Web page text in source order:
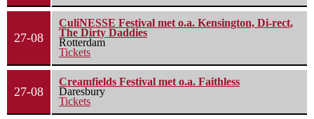
27-08
CuliNESSE Festival met o.a. Kensington, Di-rect,
The Dirty Daddies
Rotterdam
Tickets
27-08
Creamfields Festival met o.a. Faithless
Daresbury
Tickets